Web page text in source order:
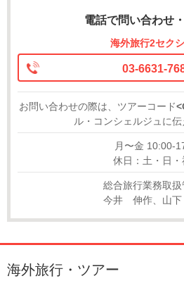
電話で問い合わせ
海外旅行2セク
03-6631-
お問い合わせの際は、ツアーコード
ル・コンシェルジュに
月〜金 10:00-
休日：土・日・
総合旅行業務取
今井 伸作、山
海外旅行・ツアー